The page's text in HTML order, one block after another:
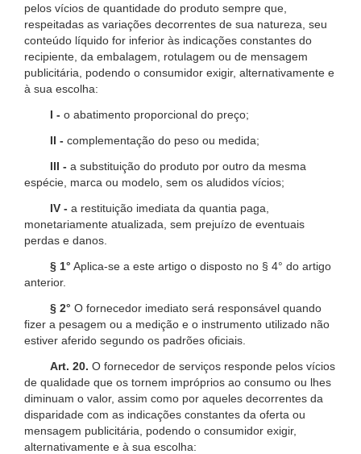
pelos vícios de quantidade do produto sempre que,
respeitadas as variações decorrentes de sua natureza, seu
conteúdo líquido for inferior às indicações constantes do
recipiente, da embalagem, rotulagem ou de mensagem
publicitária, podendo o consumidor exigir, alternativamente e
à sua escolha:
I - o abatimento proporcional do preço;
II - complementação do peso ou medida;
III - a substituição do produto por outro da mesma
espécie, marca ou modelo, sem os aludidos vícios;
IV - a restituição imediata da quantia paga,
monetariamente atualizada, sem prejuízo de eventuais
perdas e danos.
§ 1° Aplica-se a este artigo o disposto no § 4° do artigo
anterior.
§ 2° O fornecedor imediato será responsável quando
fizer a pesagem ou a medição e o instrumento utilizado não
estiver aferido segundo os padrões oficiais.
Art. 20. O fornecedor de serviços responde pelos vícios
de qualidade que os tornem impróprios ao consumo ou lhes
diminuam o valor, assim como por aqueles decorrentes da
disparidade com as indicações constantes da oferta ou
mensagem publicitária, podendo o consumidor exigir,
alternativamente e à sua escolha: